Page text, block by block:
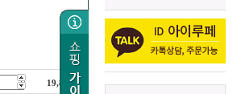
19,800원